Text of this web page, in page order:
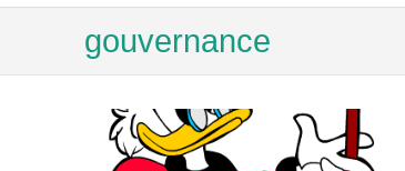
gouvernance